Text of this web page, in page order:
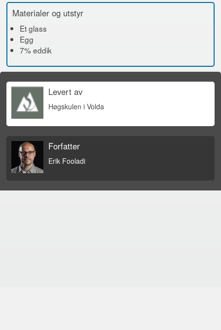
Materialer og utstyr
Et glass
Egg
7% eddik
Levert av
Høgskulen i Volda
Forfatter
Erik Fooladi